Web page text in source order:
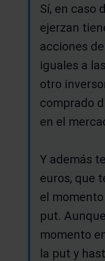
Sí, en caso
ejerzan
acciones
iguales a
otro
comprado
en el
Y además
euros, que
el
put.
momento
la put y